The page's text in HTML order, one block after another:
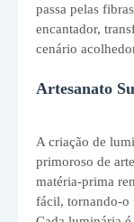
passa pelas
encantador,
cenário
Artesanato
A criação de
primoroso de
matéria-prima
fácil, tornando-o